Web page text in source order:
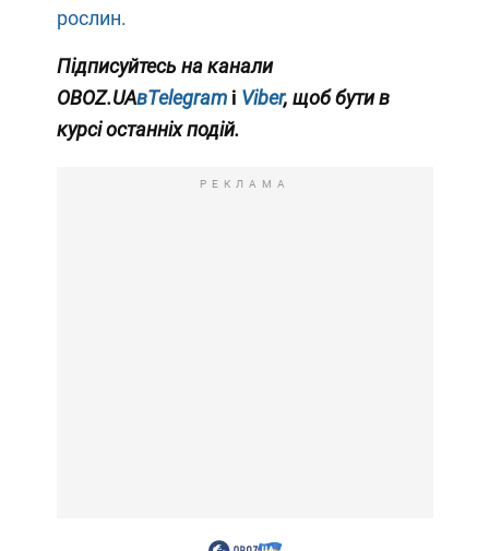
рослин.
Підписуйтесь на канали
OBOZ.UAвTelegramі Viber, щоб бути в
курсі останніх подій.
РЕКЛАМА